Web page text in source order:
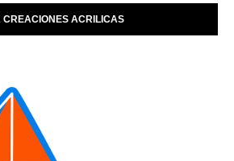
CREACIONES ACRILICAS